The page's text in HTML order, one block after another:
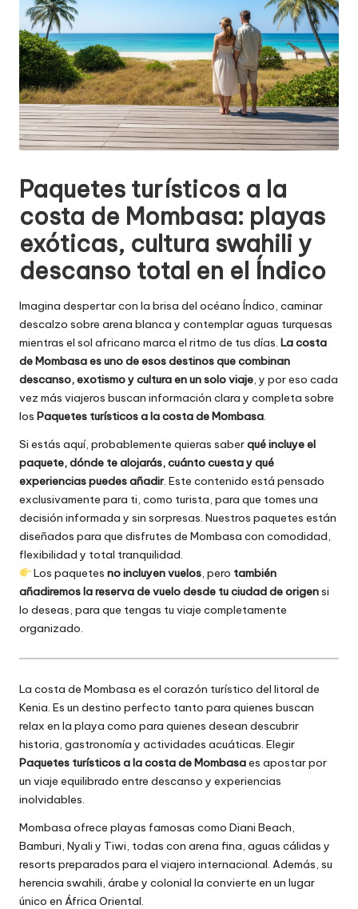
Paquetes turísticos a la
costa de Mombasa: playas
exóticas, cultura swahili y
descanso total en el Índico
Imagina despertar con la brisa del océano Índico, caminar
descalzo sobre arena blanca y contemplar aguas turquesas
mientras el sol africano marca el ritmo de tus días. La costa
de Mombasa es uno de esos destinos que combinan
descanso, exotismo y cultura en un solo viaje, y por eso cada
vez más viajeros buscan información clara y completa sobre
los Paquetes turísticos a la costa de Mombasa.
Si estás aquí, probablemente quieras saberqué incluye el
paquete, dónde te alojarás, cuánto cuesta y qué
experiencias puedes añadir. Este contenido está pensado
exclusivamente para ti, como turista, para que tomes una
decisión informada y sin sorpresas. Nuestros paquetes están
diseñados para que disfrutes de Mombasa con comodidad,
flexibilidad y total tranquilidad.
Los paquetesno incluyen vuelos, pero también
añadiremos la reserva de vuelo desde tu ciudad de origensi
lo deseas, para que tengas tu viaje completamente
organizado.
La costa de Mombasa es el corazón turístico del litoral de
Kenia. Es un destino perfecto tanto para quienes buscan
relax en la playa como para quienes desean descubrir
historia, gastronomía y actividades acuáticas. Elegir
Paquetes turísticos a la costa de Mombasaes apostar por
un viaje equilibrado entre descanso y experiencias
inolvidables.
Mombasa ofrece playas famosas como Diani Beach,
Bamburi, Nyali y Tiwi, todas con arena fina, aguas cálidas y
resorts preparados para el viajero internacional. Además, su
herencia swahili, árabe y colonial la convierte en un lugar
único en África Oriental.